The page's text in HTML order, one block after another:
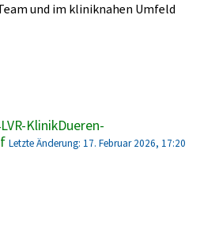
und im kliniknahen Umfeld
KlinikDueren-
Letzte Änderung: 17. Februar 2026, 17:20